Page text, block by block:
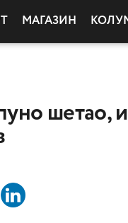
МАГАЗИН
шетао,